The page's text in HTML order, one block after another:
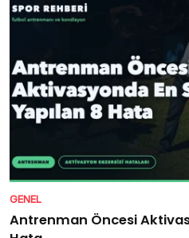
GENEL
Antrenman Öncesi